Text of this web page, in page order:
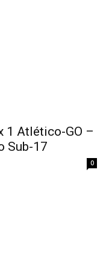
1 Atlético-GO –
Sub-17
0